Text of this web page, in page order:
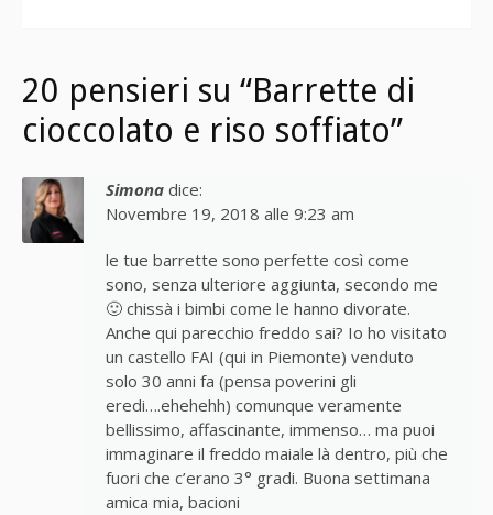
20 pensieri su “Barrette di
cioccolato e riso soffiato”
Simona dice:
Novembre 19, 2018 alle 9:23 am
le tue barrette sono perfette così come
sono, senza ulteriore aggiunta, secondo me
🙂 chissà i bimbi come le hanno divorate.
Anche qui parecchio freddo sai? Io ho visitato
un castello FAI (qui in Piemonte) venduto
solo 30 anni fa (pensa poverini gli
eredi….ehehehh) comunque veramente
bellissimo, affascinante, immenso… ma puoi
immaginare il freddo maiale là dentro, più che
fuori che c’erano 3° gradi. Buona settimana
amica mia, bacioni